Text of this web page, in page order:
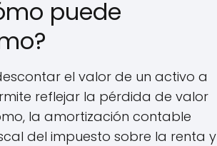
puede
el valor de un activo a
reflejar la pérdida de valor
la amortización contable
del impuesto sobre la renta y